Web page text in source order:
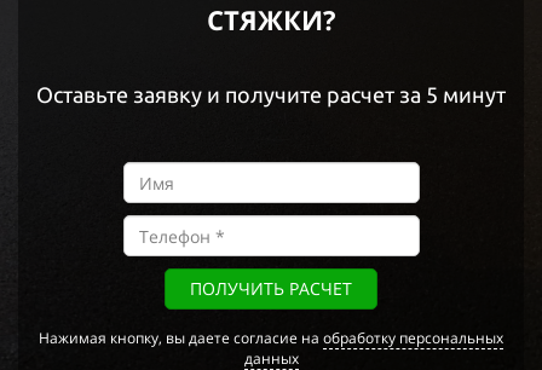
СТЯЖКИ?
Оставьте заявку и получите расчет за 5 минут
ПОЛУЧИТЬ РАСЧЕТ
Нажимая кнопку, вы даете согласие на обработку персональных
данных